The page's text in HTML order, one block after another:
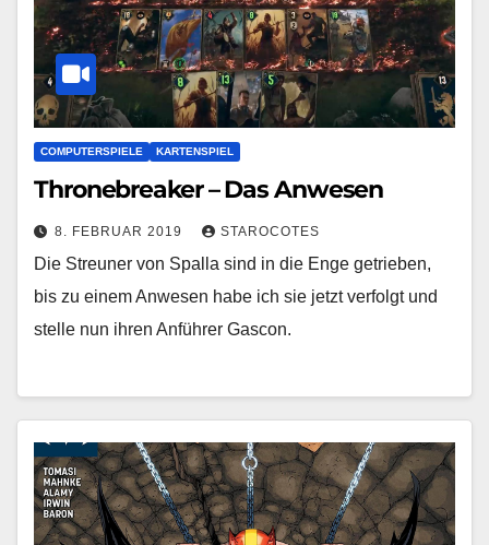
COMPUTERSPIELE KARTENSPIEL
Thronebreaker – Das Anwesen
8. FEBRUAR 2019 STAROCOTES
Die Streuner von Spalla sind in die Enge getrieben,
bis zu einem Anwesen habe ich sie jetzt verfolgt und
stelle nun ihren Anführer Gascon.